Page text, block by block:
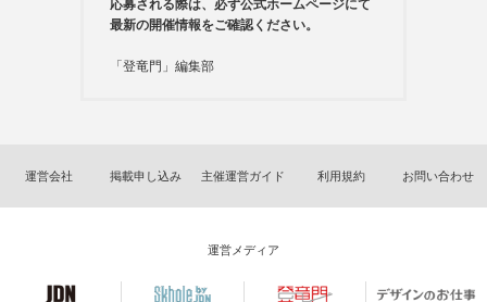
応募される際は、必ず公式ホームページにて
最新の開催情報をご確認ください。
「登竜門」編集部
運営会社 掲載申し込み 主催運営ガイド 利用規約 お問い合わせ
運営メディア